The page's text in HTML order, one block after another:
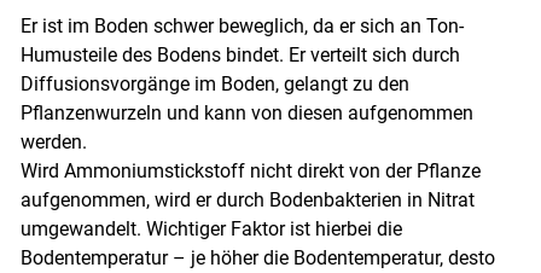
Er ist im Boden schwer beweglich, da er sich an Ton-
Humusteile des Bodens bindet. Er verteilt sich durch
Diffusionsvorgänge im Boden, gelangt zu den
Pflanzenwurzeln und kann von diesen aufgenommen
werden.
Wird Ammoniumstickstoff nicht direkt von der Pflanze
aufgenommen, wird er durch Bodenbakterien in Nitrat
umgewandelt. Wichtiger Faktor ist hierbei die
Bodentemperatur – je höher die Bodentemperatur, desto